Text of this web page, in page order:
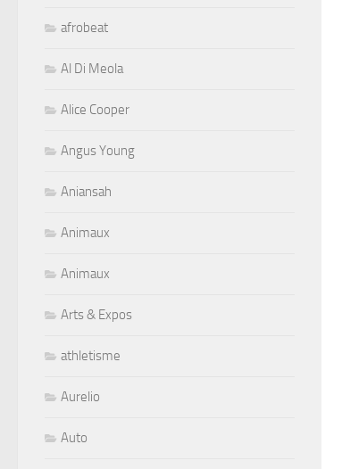
afrobeat
Al Di Meola
Alice Cooper
Angus Young
Aniansah
Animaux
Animaux
Arts & Expos
athletisme
Aurelio
Auto